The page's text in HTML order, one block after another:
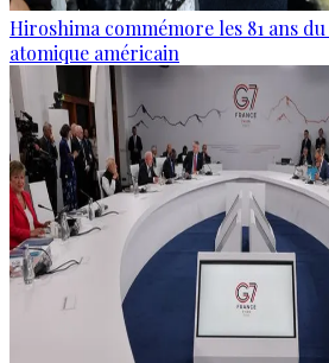
Hiroshima commémore les 81 ans
atomique américain